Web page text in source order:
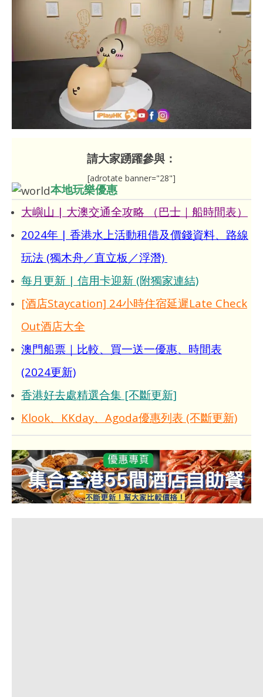
請大家踴躍參與：
[adrotate banner="28"]
本地玩樂優惠
大嶼山 | 大澳交通全攻略 （巴士｜船時間表）
2024年 | 香港水上活動租借及價錢資料、路線
玩法 (獨木舟／直立板／浮潛)
每月更新 | 信用卡迎新 (附獨家連結)
[酒店Staycation] 24小時住宿延遲Late Check
Out酒店大全
澳門船票｜比較、買一送一優惠、時間表
(2024更新)
香港好去處精選合集 [不斷更新]
Klook、KKday、Agoda優惠列表 (不斷更新)